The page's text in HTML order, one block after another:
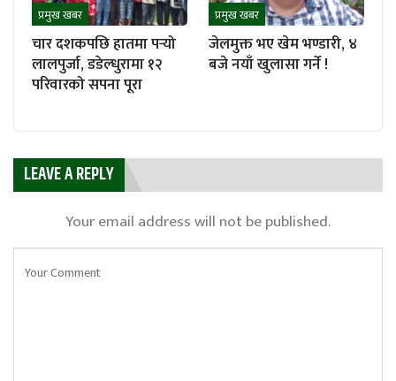
प्रमुख खबर
चार दशकपछि हातमा पर्‍यो
लालपुर्जा, डडेल्धुरामा १२
परिवारको सपना पूरा
प्रमुख खबर
जेलमुक्त भए खेम भण्डारी, ४
बजे नयाँ खुलासा गर्ने !
LEAVE A REPLY
Your email address will not be published.